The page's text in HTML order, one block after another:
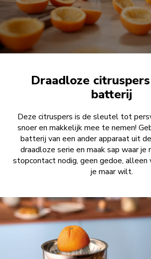
Draadloze
batterij
Deze citruspers is de sleutel tot
snoer en makkelijk mee te nemen!
batterij van een ander apparaat uit
draadloze serie en maak sap waar je
stopcontact nodig, geen gedoe, alleen
je maar wilt.